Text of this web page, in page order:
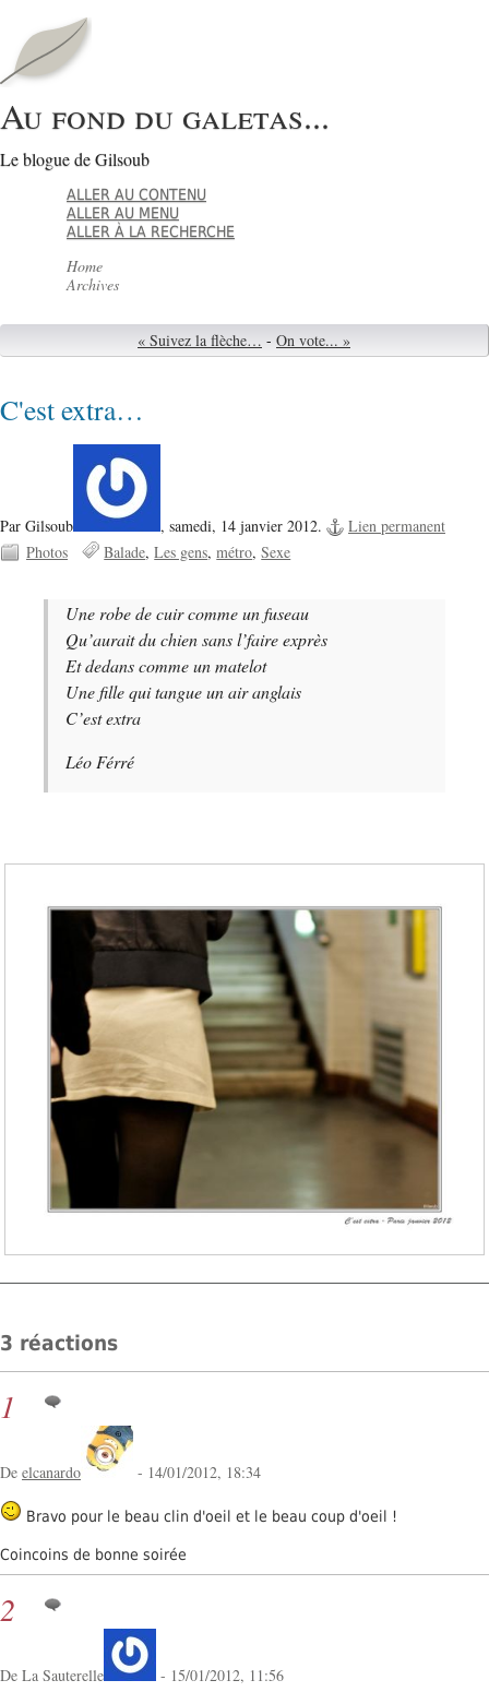
Au fond du galetas...
Le blogue de Gilsoub
ALLER AU CONTENU
ALLER AU MENU
ALLER À LA RECHERCHE
Home
Archives
« Suivez la flèche… - On vote... »
C'est extra…
Par Gilsoub , samedi, 14 janvier 2012.
Lien permanent
Photos
Balade Les gens métro Sexe
Une robe de cuir comme un fuseau
Qu’aurait du chien sans l’faire exprès
Et dedans comme un matelot
Une fille qui tangue un air anglais
C’est extra
Léo Férré
3 réactions
1
De elcanardo - 14/01/2012, 18:34
Bravo pour le beau clin d'oeil et le beau coup d'oeil !
Coincoins de bonne soirée
2
De La Sauterelle - 15/01/2012, 11:56